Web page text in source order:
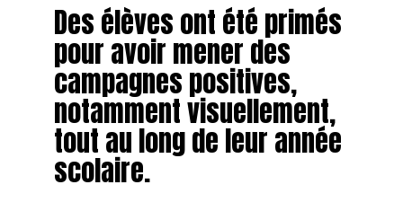
Des élèves ont été primés
pour avoir mener des
campagnes positives,
notamment visuellement,
tout au long de leur année
scolaire.